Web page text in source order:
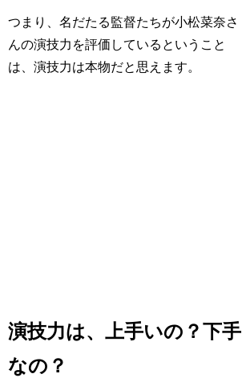
つまり、名だたる監督たちが小松菜奈さ
んの演技力を評価している ということ
は、演技力は本物だと思えます。
演技力は、上手いの？下手
なの？